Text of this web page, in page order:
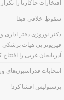
افتخارات جاکارتا را تکرار
سقوطِ اخلاقی فیفا
دکتر نوروزی دفتر اداری
فیزیوتراپی هیات
آذربایجان غربی را افتتاح
انتخابات فدراسیون‌های
پرسپولیس افشا کرد!